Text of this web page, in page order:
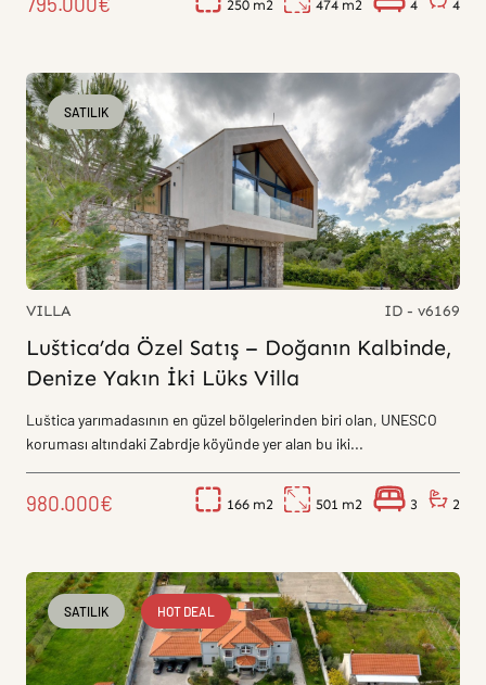
250 474 4 4
SATILIK
VILLA ID - v6169
Luštica’da Özel Satış – Doğanın Kalbinde,
Denize Yakın İki Lüks Villa
Luštica yarımadasının en güzel bölgelerinden biri olan, UNESCO
koruması altındaki Zabrdje köyünde yer alan bu iki...
980.000€ 166 501 3 2
SATILIK HOT DEAL